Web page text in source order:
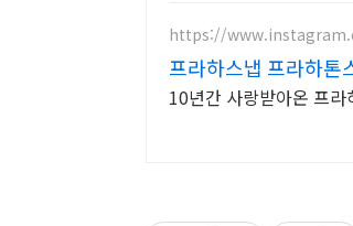
https://
프라하스냅 프라하톤
10년간 사랑받아온 프